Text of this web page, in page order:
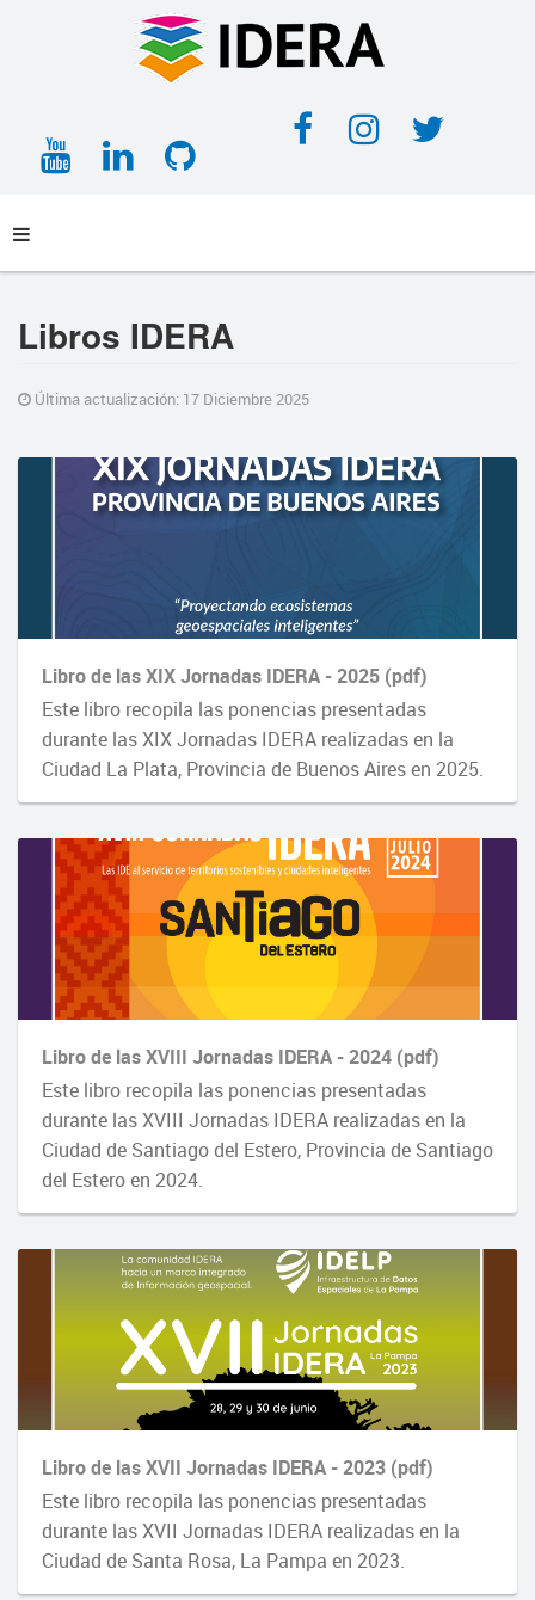
Facebook
YouTubeLinkedInGitHub
Libros IDERA
Última actualización: 17 Diciembre 2025
Libro de las XIX Jornadas IDERA - 2025 (pdf)
Este libro recopila las ponencias presentadas
durante las XIX Jornadas IDERA realizadas en la
Ciudad La Plata, Provincia de Buenos Aires en 2025.
Libro de las XVIII Jornadas IDERA - 2024 (pdf)
Este libro recopila las ponencias presentadas
durante las XVIII Jornadas IDERA realizadas en la
Ciudad de Santiago del Estero, Provincia de Santiago
del Estero en 2024.
Libro de las XVII Jornadas IDERA - 2023 (pdf)
Este libro recopila las ponencias presentadas
durante las XVII Jornadas IDERA realizadas en la
Ciudad de Santa Rosa, La Pampa en 2023.